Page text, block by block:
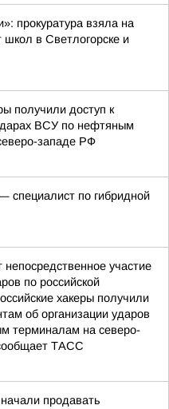
прокуратура взяла на
школ в Светлогорске и
получили доступ к
ВСУ по нефтяным
западе РФ
специалист по гибридной
участие
по российской
хакеры получили
об организации ударов
терминалам на северо-
ТАСС
продавать